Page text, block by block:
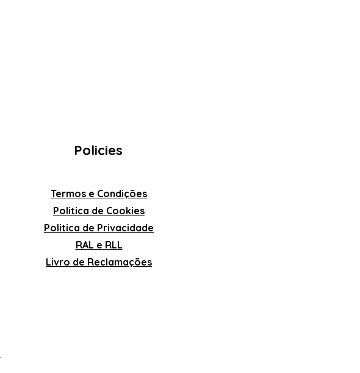
Policies
Termos e Condições
Politica de Cookies
Politica de Privacidade
RAL e RLL
Livro de Reclamações